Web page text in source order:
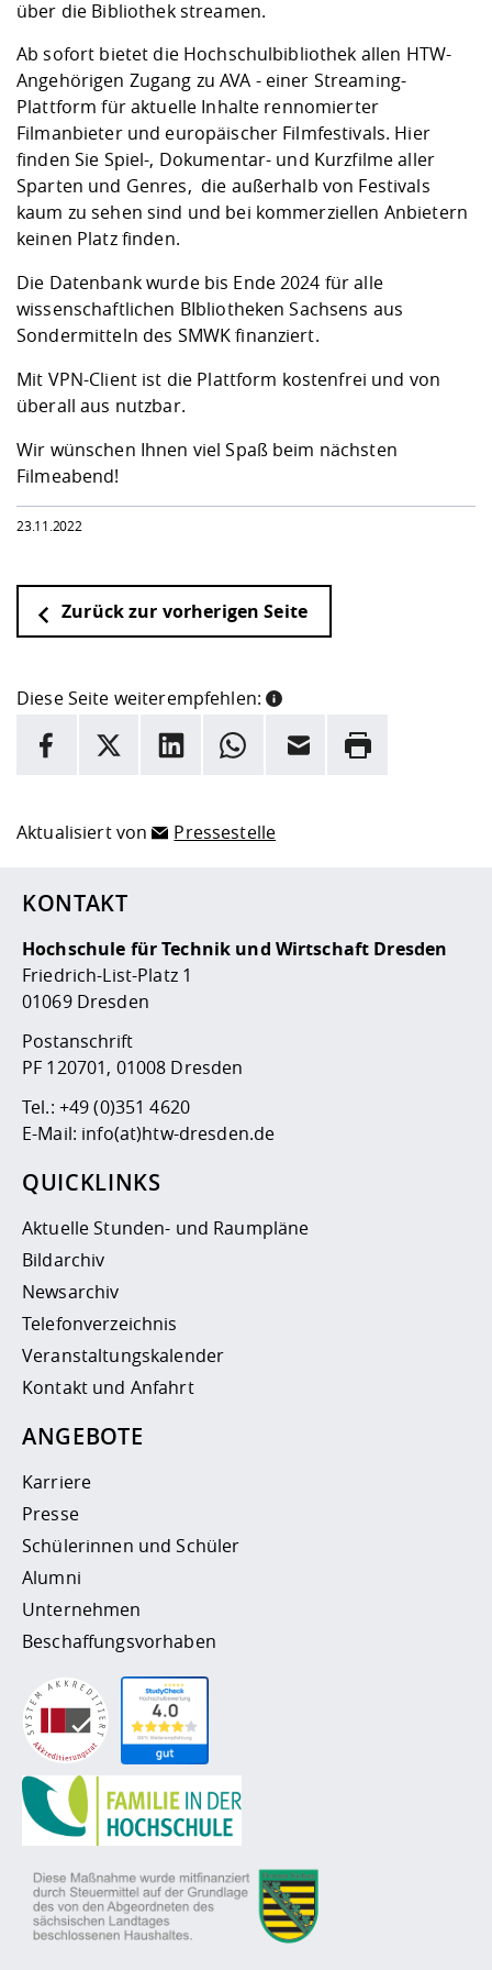
Vorbereitung
Checkliste zum
Studien- und
und Physik
Studieren in
Lebenslagen
Studentenwerk
Arbeit
Career Service
Lehren,
Weiterbilden im
Formulare und
Formulare und
FIS -
Prototyping und
Gründung und
Kooperationen
Kontakt &
Klimaschutz &
Gremien und
Landbau/
Maschinenbau
Angebote für
Kontakt und Anfahrt
Qualitätssicherung
über die Bibliothek streamen.
Ab sofort bietet die Hochschulbibliothek allen HTW-
Angehörigen Zugang zuAVA - einer Streaming-
Plattform für aktuelle Inhalte rennomierter
Filmanbieter und europäischer Filmfestivals. Hier
finden Sie Spiel-, Dokumentar- und Kurzfilme aller
Sparten und Genres, die außerhalb von Festivals
kaum zu sehen sind und bei kommerziellen Anbietern
keinen Platz finden.
Die Datenbank wurde bis Ende 2024 für alle
wissenschaftlichen BIbliotheken Sachsens aus
Sondermitteln des SMWK finanziert.
Mit VPN-Clientist die Plattform kostenfrei und von
überall aus nutzbar.
Wir wünschen Ihnen viel Spaß beim nächsten
Filmeabend!
23.11.2022
Zurück zur vorherigen Seite
Diese Seite weiterempfehlen:
INFORMATION
Hier stehen weitere Informationen und ein Link zur
Facebook
X LinkedInWhatsappE-Mail Drucken
Aktualisiert von Pressestelle
KONTAKT
Hochschule für Technik und Wirtschaft Dresden
Friedrich-List-Platz 1
01069 Dresden
Postanschrift
PF 120701, 01008 Dresden
Tel.: +49 (0)351 4620
E-Mail: info(at)htw-dresden.de
QUICKLINKS
Aktuelle Stunden- und Raumpläne
Bildarchiv
Newsarchiv
Telefonverzeichnis
Veranstaltungskalender
Kontakt und Anfahrt
ANGEBOTE
Karriere
Presse
Schülerinnen und Schüler
Alumni
Unternehmen
Beschaffungsvorhaben